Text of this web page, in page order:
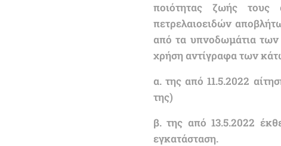
ποιότητας ζωής τους
πετρελαιοειδών
από τα υπνοδωμάτια των
χρήση αντίγραφα των
α. της από 11.5.2022
της)
β. της από 13.5.2022
εγκατάσταση.